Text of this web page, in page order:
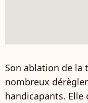
Son ablation de la
nombreux
handicapants.